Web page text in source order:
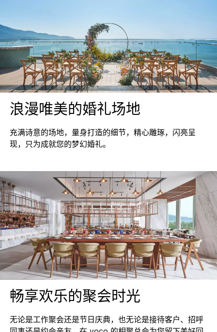
浪漫唯美的婚礼场地
充满诗意的场地，量身打造的细节，精心雕琢，闪亮呈
现，只为成就您的梦幻婚礼。
畅享欢乐的聚会时光
无论是工作聚会还是节日庆典，也无论是接待客户、招呼